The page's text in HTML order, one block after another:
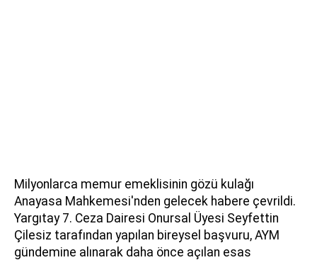
Milyonlarca memur emeklisinin gözü kulağı
Anayasa Mahkemesi'nden gelecek habere çevrildi.
Yargıtay 7. Ceza Dairesi Onursal Üyesi Seyfettin
Çilesiz tarafından yapılan bireysel başvuru, AYM
gündemine alınarak daha önce açılan esas